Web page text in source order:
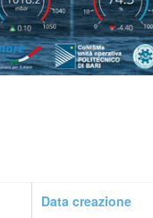
Data creazione